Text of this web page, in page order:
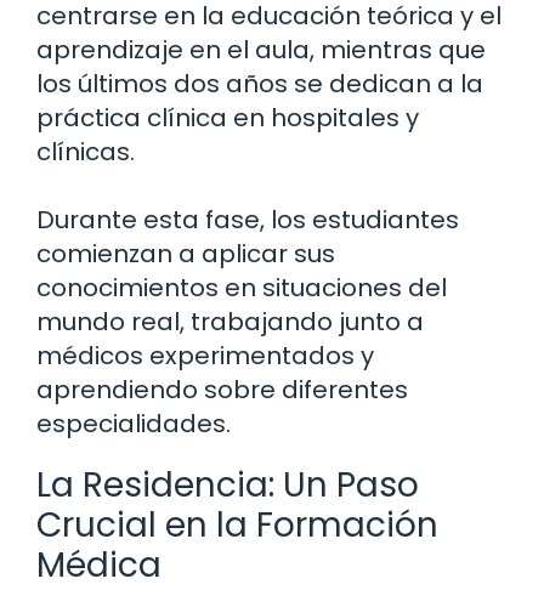
centrarse en la educación teórica y el
aprendizaje en el aula, mientras que
los últimos dos años se dedican a la
práctica clínica en hospitales y
clínicas.
Durante esta fase, los estudiantes
comienzan a aplicar sus
conocimientos en situaciones del
mundo real, trabajando junto a
médicos experimentados y
aprendiendo sobre diferentes
especialidades.
La Residencia: Un Paso
Crucial en la Formación
Médica